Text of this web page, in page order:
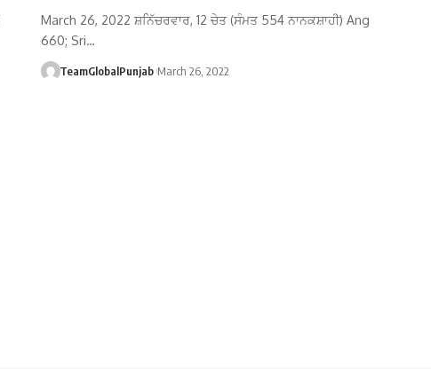
March 26, 2022 ਸ਼ਨਿੱਚਰਵਾਰ, 12 ਚੇਤ (ਸੰਮਤ 554 ਨਾਨਕਸ਼ਾਹੀ) Ang
660; Sri…
TeamGlobalPunjab March 26, 2022